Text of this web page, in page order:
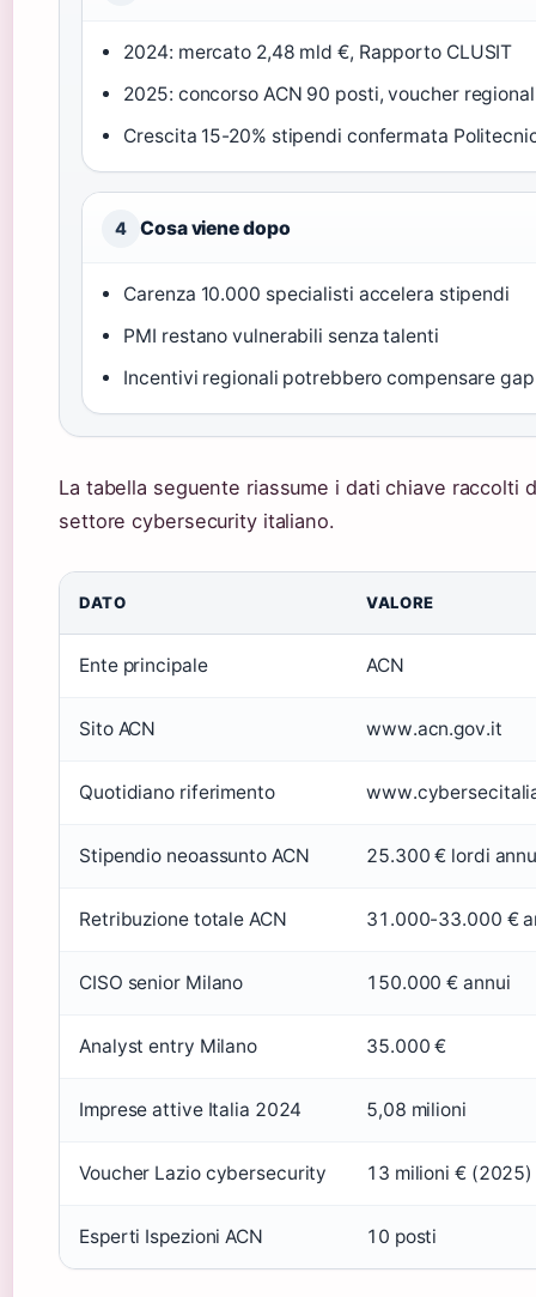
2024: mercato 2,48 mld €, Rapporto CLUSIT
2025: concorso ACN 90 posti, voucher
Crescita 15-20% stipendi confermata
4 Cosa viene dopo
Carenza 10.000 specialisti accelera stipendi
PMI restano vulnerabili senza talenti
Incentivi regionali potrebbero compensare gap
La tabella seguente riassume i dati chiave raccolti
settore cybersecurity italiano.
DATO VALORE
Ente principale ACN
Sito ACN www.acn.gov.it
Quotidiano riferimento
Stipendio neoassunto ACN 25.300 € lordi
Retribuzione totale ACN 31.000-33.000 €
CISO senior Milano 150.000 € annui
Analyst entry Milano 35.000 €
Imprese attive Italia 2024 5,08 milioni
Voucher Lazio cybersecurity 13 milioni € (2025)
Esperti Ispezioni ACN 10 posti